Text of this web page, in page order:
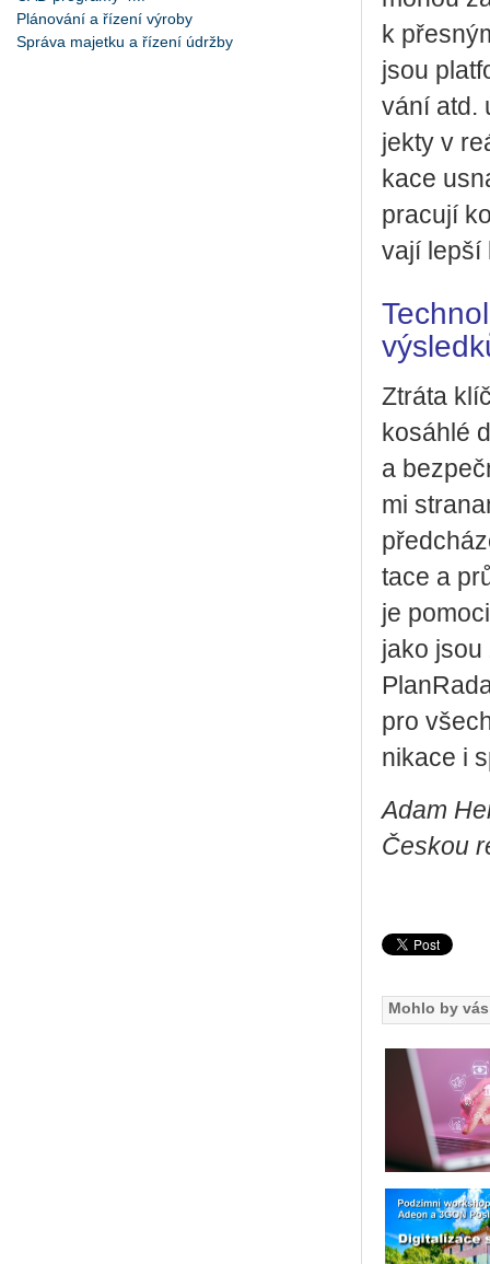
Plánování a řízení výroby
Správa majetku a řízení údržby
k
jsou
vá­ní atd.
jek­ty v
ka­ce
pra­cu­jí
va­jí lepší
Ztrá­ta
ko­sáh­lé
a
mi
ta­ce a
je
jako
pro
ni­ka­ce i
Adam
Českou
Mohlo by